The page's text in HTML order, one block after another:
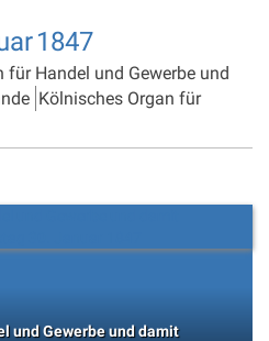
1847
für Handel und Gewerbe und
Kölnisches Organ für
und Gewerbe und damit